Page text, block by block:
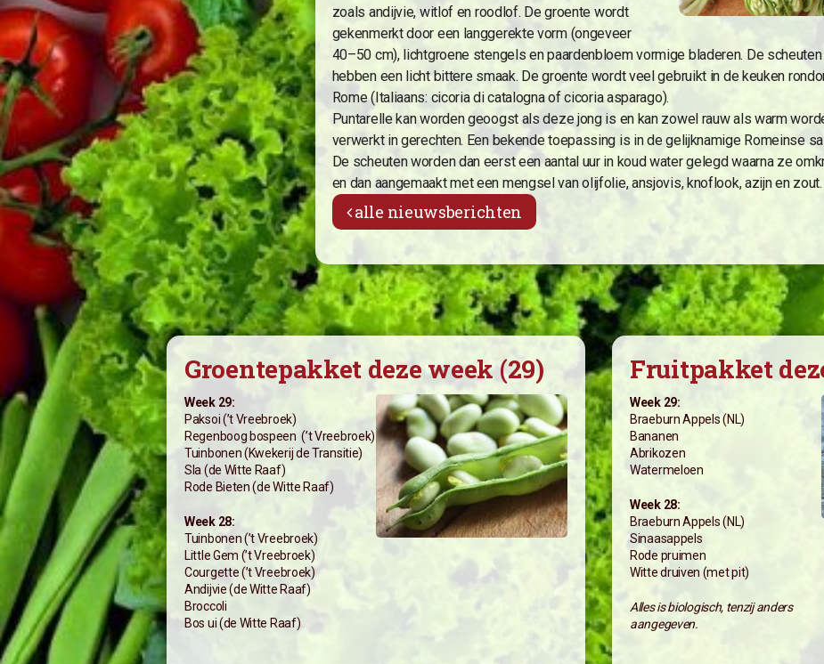
Wat vindt u van Vertwenz?
zoals andijvie, witlof en roodlof. De groente wordt
gekenmerkt door een langgerekte vorm (ongeveer
40–50 cm), lichtgroene stengels en paardenbloem vormige bladeren. De scheuten
hebben een licht bittere smaak. De groente wordt veel gebruikt in de keuken
Rome (Italiaans: cicoria di catalogna of cicoria asparago).
Puntarelle kan worden geoogst als deze jong is en kan zowel rauw als warm
verwerkt in gerechten. Een bekende toepassing is in de gelijknamige Romeinse
De scheuten worden dan eerst een aantal uur in koud water gelegd waarna ze
en dan aangemaakt met een mengsel van olijfolie, ansjovis, knoflook, azijn en zout.
alle nieuwsberichten
Groentepakket deze week (29)
Week 29:
Paksoi (’t Vreebroek)
Regenboog bospeen (’t Vreebroek)
Tuinbonen (Kwekerij de Transitie)
Sla (de Witte Raaf)
Rode Bieten (de Witte Raaf)
Week 28:
Tuinbonen (’t Vreebroek)
Little Gem (’t Vreebroek)
Courgette (’t Vreebroek)
Andijvie (de Witte Raaf)
Broccoli
Bos ui (de Witte Raaf)
Fruitpakket
Week 29:
Braeburn Appels (NL)
Bananen
Abrikozen
Watermeloen
Week 28:
Braeburn Appels (NL)
Sinaasappels
Rode pruimen
Witte druiven (met pit)
Alles is biologisch, tenzij anders
aangegeven.